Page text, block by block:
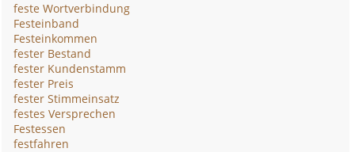
feste Wortverbindung
Festeinband
Festeinkommen
fester Bestand
fester Kundenstamm
fester Preis
fester Stimmeinsatz
festes Versprechen
Festessen
festfahren